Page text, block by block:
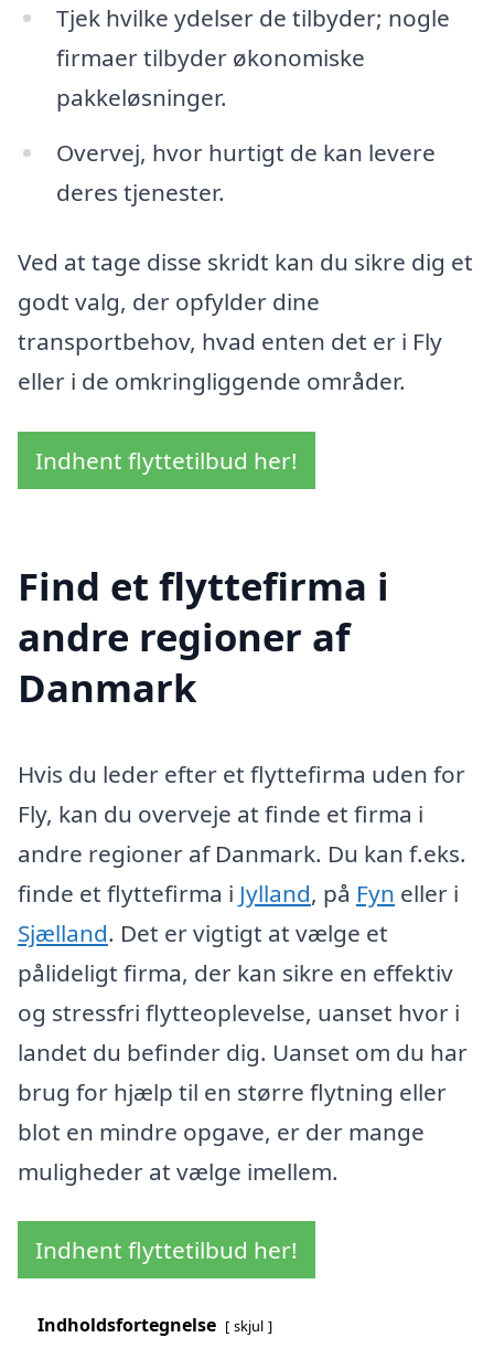
Tjek hvilke ydelser de tilbyder; nogle
firmaer tilbyder økonomiske
pakkeløsninger.
Overvej, hvor hurtigt de kan levere
deres tjenester.
Ved at tage disse skridt kan du sikre dig et
godt valg, der opfylder dine
transportbehov, hvad enten det er i Fly
eller i de omkringliggende områder.
Indhent flyttetilbud her!
Find et flyttefirma i
andre regioner af
Danmark
Hvis du leder efter et flyttefirma uden for
Fly, kan du overveje at finde et firma i
andre regioner af Danmark. Du kan f.eks.
finde et flyttefirma i Jylland, på Fyn eller i
Sjælland. Det er vigtigt at vælge et
pålideligt firma, der kan sikre en effektiv
og stressfri flytteoplevelse, uanset hvor i
landet du befinder dig. Uanset om du har
brug for hjælp til en større flytning eller
blot en mindre opgave, er der mange
muligheder at vælge imellem.
Indhent flyttetilbud her!
Indholdsfortegnelse skjul